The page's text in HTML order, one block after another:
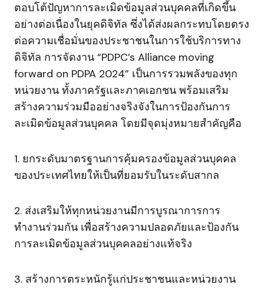
ตอบโต้ปัญหาการละเมิดข้อมูลส่วนบุคคลที่เกิดขึ้น
อย่างต่อเนื่องในยุคดิจิทัล ซึ่งได้ส่งผลกระทบโดยตรง
ต่อความเชื่อมั่นของประชาชนในการใช้บริการทาง
ดิจิทัล การจัดงาน “PDPC’s Alliance moving
forward on PDPA 2024” เป็นการรวมพลังของทุก
หน่วยงาน ทั้งภาครัฐและภาคเอกชน พร้อมเสริม
สร้างความร่วมมืออย่างจริงจังในการป้องกันการ
ละเมิดข้อมูลส่วนบุคคล โดยมีจุดมุ่งหมายสำคัญคือ
1. ยกระดับมาตรฐานการคุ้มครองข้อมูลส่วนบุคคล
ของประเทศไทยให้เป็นที่ยอมรับในระดับสากล
2. ส่งเสริมให้ทุกหน่วยงานมีการบูรณาการการ
ทำงานร่วมกัน เพื่อสร้างความปลอดภัยและป้องกัน
การละเมิดข้อมูลส่วนบุคคลอย่างแท้จริง
3. สร้างการตระหนักรู้แก่ประชาชนและหน่วยงาน